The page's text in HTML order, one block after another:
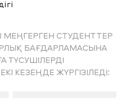
МЕҢГЕРГЕН СТУДЕНТТЕР
БАҒДАРЛАМАСЫНА
ТҮСУШІЛЕРДІ
КЕЗЕҢДЕ ЖҮРГІЗІЛЕДІ: